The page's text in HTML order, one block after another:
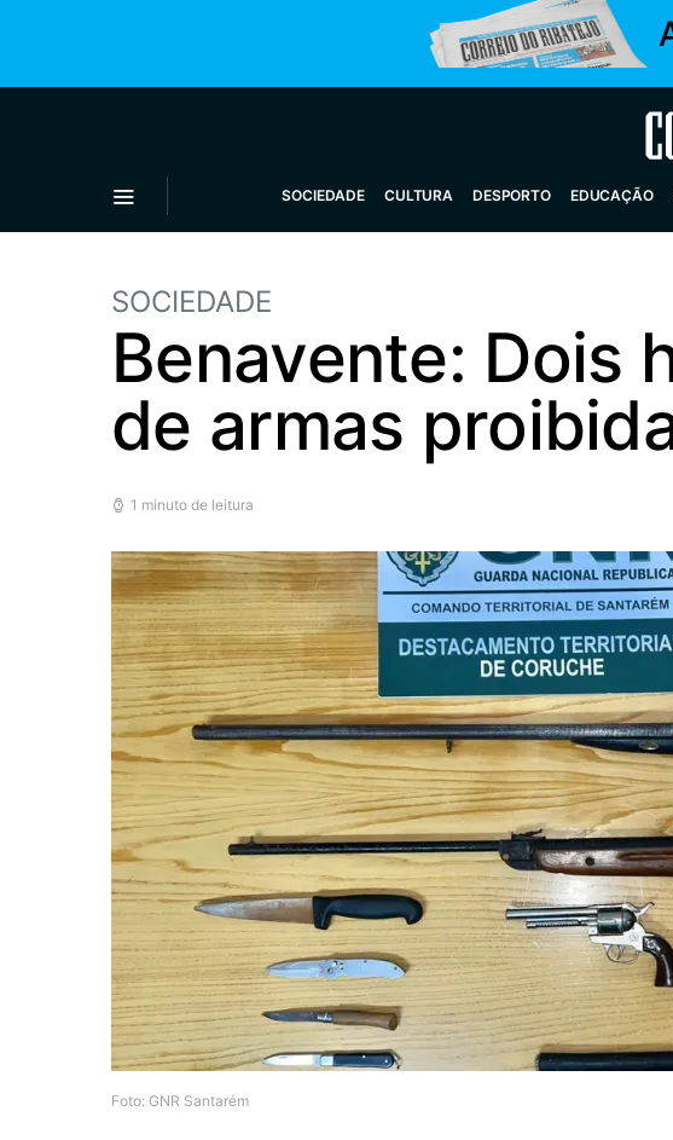
SOCIEDADE CULTURA DESPORTO EDUCAÇÃO
SOCIEDADE
Benavente: Dois
de armas
1 minuto de leitura
Foto: GNR Santarém